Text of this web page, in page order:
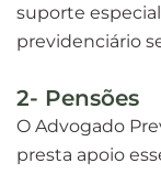
suporte
previdenciário
2- Pensões
O Advogado
presta apoio